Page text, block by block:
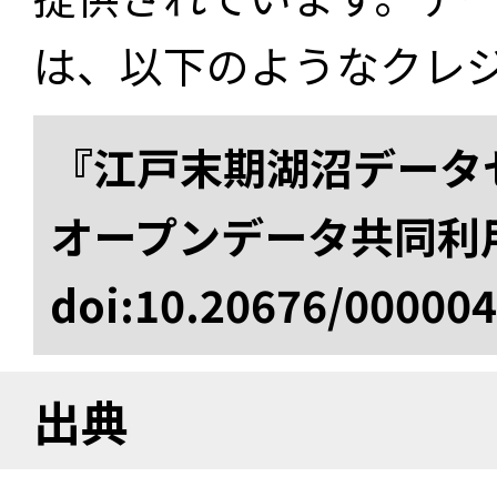
は、以下のようなクレ
『江戸末期湖沼デー
オープンデータ共同
doi:10.20676/
出典